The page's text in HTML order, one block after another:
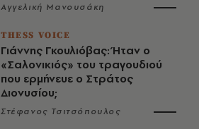
Αγγελική Μανουσάκη
THESS VOICE
Γιάννης Γκουλιόβας: Ήταν ο
«Σαλονικιός» του τραγουδιού
που ερμήνευε ο Στράτος
Διονυσίου;
Στέφανος Τσιτσόπουλος